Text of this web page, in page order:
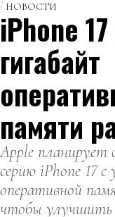
НОВОСТИ
iPhone
гигабайт
памяти
Apple планирует
серию iPhone 17 с
оперативной
чтобы улучшить